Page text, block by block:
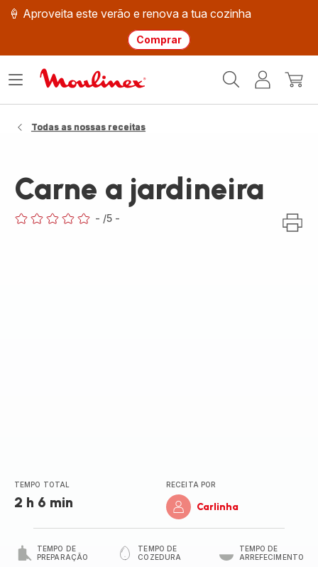
🍦 Aproveita este verão e renova a tua cozinha
Comprar
Moulinex
O
Abrir
Todas as nossas receitas
Carne a jardineira
- /5 -
TEMPO TOTAL
2 h 6 min
RECEITA POR
Carlinha
TEMPO DE
PREPARAÇÃO
TEMPO DE
COZEDURA
TEMPO DE
ARREFECIMENTO